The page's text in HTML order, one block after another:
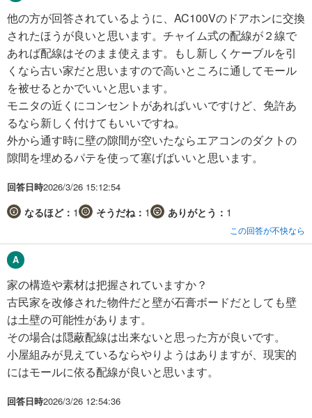
他の方が回答されているように、AC100Vのドアホンに交換
されたほうが良いと思います。チャイム式の配線が２線で
あれば配線はそのまま使えます。もし新しくケーブルを引
くなら古い家だと思いますので高いところに通してモール
を被せるとかでいいと思います。
モニタの近くにコンセントがあればいいですけど、免許あ
るなら新しく付けてもいいですね。
外から通す時に壁の隙間が空いたならエアコンのダクトの
隙間を埋めるパテを使って塞げばいいと思います。
回答日時2026/3/26 15:12:54
なるほど： 1 そうだね： 1 ありがとう： 1
この回答が不快なら
家の構造や素材は把握されていますか？
古民家を改修された物件だと壁が石膏ボードだとしても壁
は土壁の可能性があります。
その場合は隠蔽配線は出来ないと思った方が良いです。
小屋組みが見えているならやりようはありますが、現実的
にはモールに依る配線が良いと思います。
回答日時2026/3/26 12:54:36